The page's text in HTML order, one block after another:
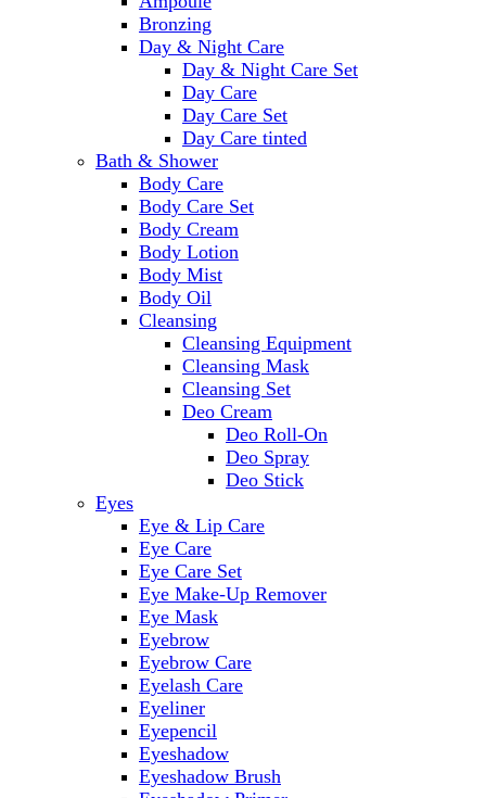
Bronzing
Day & Night Care
Day & Night Care Set
Day Care
Day Care Set
Day Care tinted
Bath & Shower
Body Care
Body Care Set
Body Cream
Body Lotion
Body Mist
Body Oil
Cleansing
Cleansing Equipment
Cleansing Mask
Cleansing Set
Deo Cream
Deo Roll-On
Deo Spray
Deo Stick
Eyes
Eye & Lip Care
Eye Care
Eye Care Set
Eye Make-Up Remover
Eye Mask
Eyebrow
Eyebrow Care
Eyelash Care
Eyeliner
Eyepencil
Eyeshadow
Eyeshadow Brush